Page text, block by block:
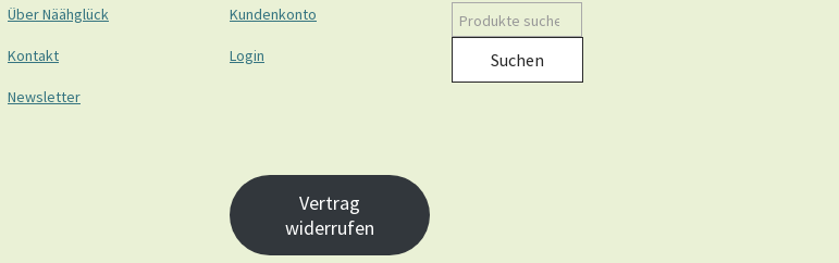
Über Näähglück
Kontakt
Newsletter
Kundenkonto
Login
Vertrag
widerrufen
Suchen